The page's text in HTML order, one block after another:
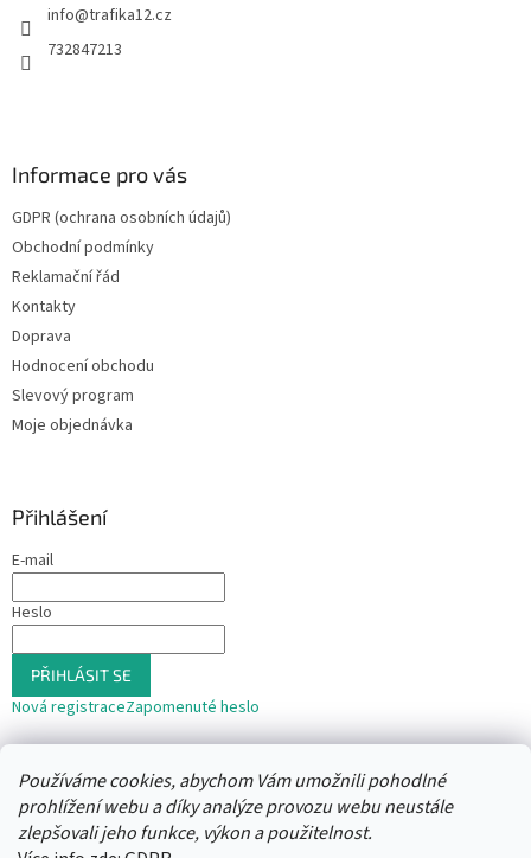
Používáme cookies, abychom Vám umožnili pohodlné
prohlížení webu a díky analýze provozu webu neustále
zlepšovali jeho funkce, výkon a použitelnost.
info@trafika12.cz
732847213
Informace pro vás
GDPR (ochrana osobních údajů)
Obchodní podmínky
Reklamační řád
Kontakty
Doprava
Hodnocení obchodu
Slevový program
Moje objednávka
Přihlášení
E-mail
Heslo
PŘIHLÁSIT SE
Nová registraceZapomenuté heslo
Přihlásit se přes Seznam